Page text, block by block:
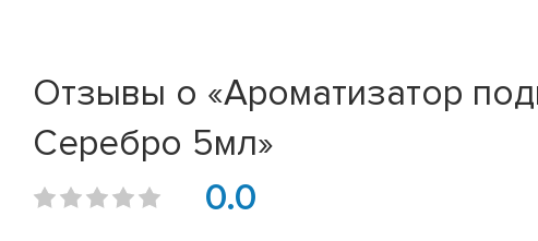
Отзывы о «Ароматизатор
Серебро 5мл»
0.0